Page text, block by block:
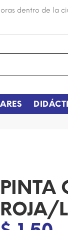
dentro de la
PINTA
ROJA/